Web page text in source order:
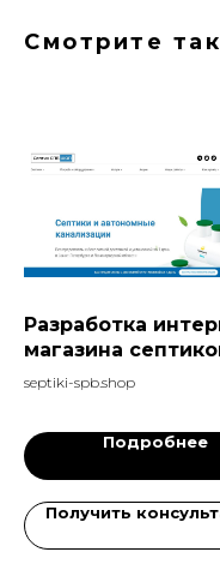
Смотрите
Разработка
магазина
septiki-spb.shop
Подробнее
Получить